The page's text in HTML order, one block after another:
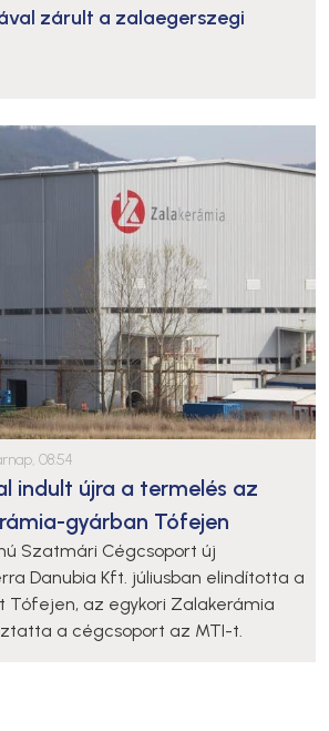
zárult a zalaegerszegi
08:54
indult újra a termelés az
gyárban Tófejen
Szatmári Cégcsoport új
Danubia Kft. júliusban elindította a
Tófejen, az egykori Zalakerámia
a cégcsoport az MTI-t.